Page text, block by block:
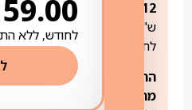
12:
ש"ח
לחודש
החל
מחודש
לחודש, ללא